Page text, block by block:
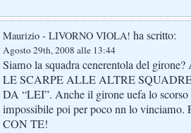
Maurizio - LIVORNO VIOLA! ha scritto:
Agosto 29th, 2008 alle 13:44
Siamo la squadra cenerentola del
LE SCARPE ALLE ALTRE
DA “LEI”. Anche il girone uefa lo scorso
impossibile poi per poco nn lo
CON TE!